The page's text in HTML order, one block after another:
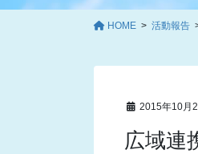
HOME 活動報告
2015年10月
広域連